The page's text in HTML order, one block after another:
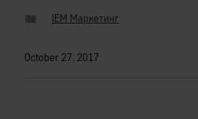
IEM Маркетинг
October 27, 2017